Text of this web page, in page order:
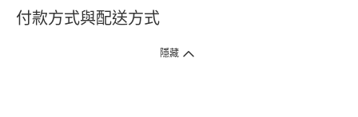
付款方式與配送方式
隱藏